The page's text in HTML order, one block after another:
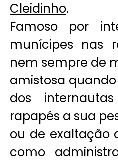
Cleidinho.
Famoso por
munícipes nas
nem sempre de
amistosa
dos
rapapés a sua
ou de exaltação
como